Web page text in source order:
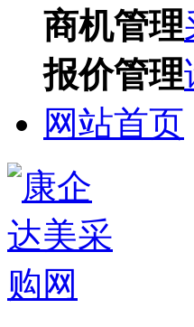
商机管理
报价管理
网站首页